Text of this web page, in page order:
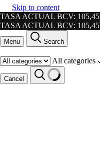
Skip to content
TASA ACTUAL BCV: 105,45
TASA ACTUAL BCV: 105,45
Menu Search
All categories
Cancel